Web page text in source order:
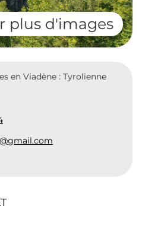
plus d'images
en Viadène : Tyrolienne